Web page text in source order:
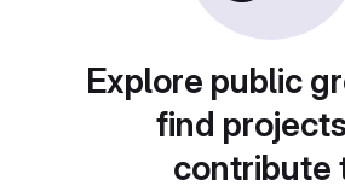
Explore public
find
contribute